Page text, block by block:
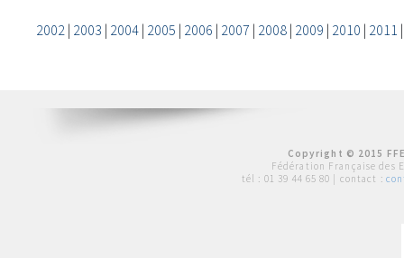
2002| 2003 | 2004| 2005 | 2006 | 2007 | 2008| 2009 | 2010 | 2011
Copyright © 2015
Fédération Française des
tél : 01 39 44 65 80 | contact :